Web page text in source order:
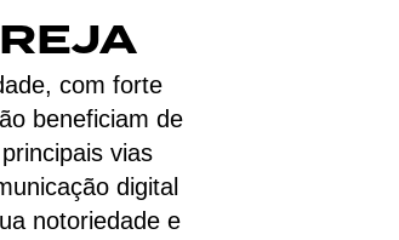
com forte
beneficiam de
vias
digital
notoriedade e